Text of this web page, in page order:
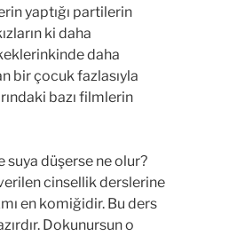
yaptığı partilerin
ki daha
daha
bir çocuk fazlasıyla
bazı filmlerin
düşerse ne olur?
cinsellik derslerine
en komiğidir. Bu ders
Dokunursun o